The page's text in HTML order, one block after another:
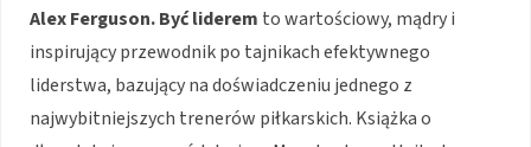
Alex Ferguson. Być liderem to wartościowy, mądry i
inspirujący przewodnik po tajnikach efektywnego
liderstwa, bazujący na doświadczeniu jednego z
najwybitniejszych trenerów piłkarskich. Książka o